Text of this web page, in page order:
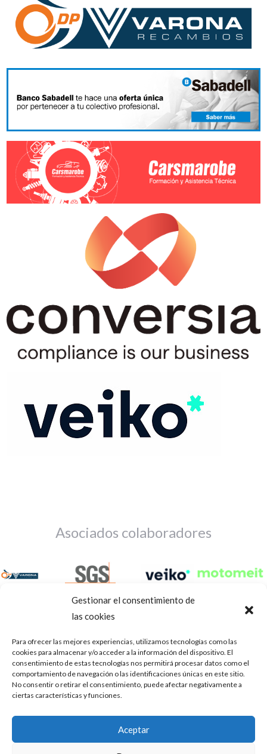
Gestionar el consentimiento de
las cookies
Para ofrecer las mejores experiencias, utilizamos tecnologías como las
cookies para almacenar y/o acceder a la información del dispositivo. El
consentimiento de estas tecnologías nos permitirá procesar datos como el
comportamiento de navegación o las identificaciones únicas en este sitio.
No consentir o retirar el consentimiento, puede afectar negativamente a
ciertas características y funciones.
Aceptar
Asociados colaboradores
Aviso Legal Política de privacidad Portal de transparencia
ASOCIACIÓN DE TALLERES DE REPARACIÓN DE